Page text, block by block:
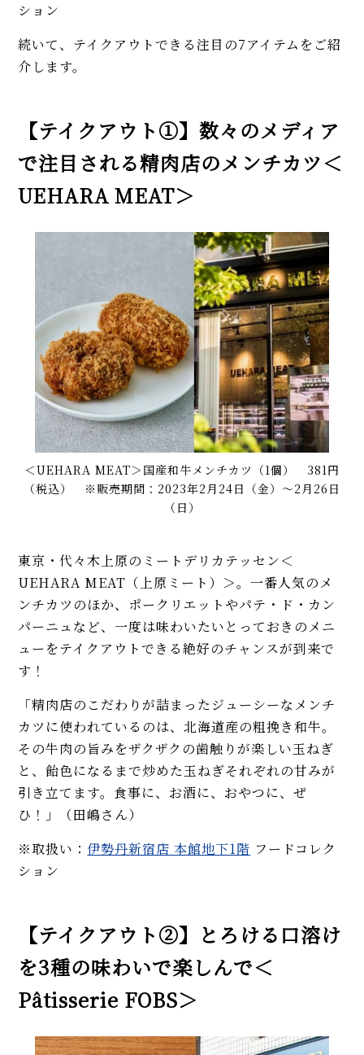
ション
続いて、テイクアウトできる注目の7アイテムをご紹
介します。
【テイクアウト①】数々のメディア
で注目される精肉店のメンチカツ＜
UEHARA MEAT＞
＜UEHARA MEAT＞国産和牛メンチカツ（1個） 381円
（税込） ※販売期間：2023年2月24日（金）〜2月26日
（日）
東京・代々木上原のミートデリカテッセン＜
UEHARA MEAT（上原ミート）＞。一番人気のメ
ンチカツのほか、ポークリエットやパテ・ド・カン
パーニュなど、一度は味わいたいとっておきのメニ
ューをテイクアウトできる絶好のチャンスが到来で
す！
「精肉店のこだわりが詰まったジューシーなメンチ
カツに使われているのは、北海道産の粗挽き和牛。
その牛肉の旨みをザクザクの歯触りが楽しい玉ねぎ
と、飴色になるまで炒めた玉ねぎそれぞれの甘みが
引き立てます。食事に、お酒に、おやつに、ぜ
ひ！」（田嶋さん）
※取扱い： 伊勢丹新宿店 本館地下1階 フードコレク
ション
【テイクアウト②】とろける口溶け
を3種の味わいで楽しんで＜
Pâtisserie FOBS＞